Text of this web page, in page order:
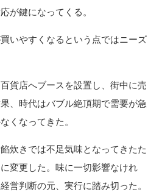
が鍵になってくる。
いやすくなるという点ではニーズ
貨店へブースを設置し、街中に売
、時代はバブル絶頂期で需要が急
くなってきた。
炊きでは不足気味となってきたた
変更した。味に一切影響なけれ
営判断の元、実行に踏み切った。